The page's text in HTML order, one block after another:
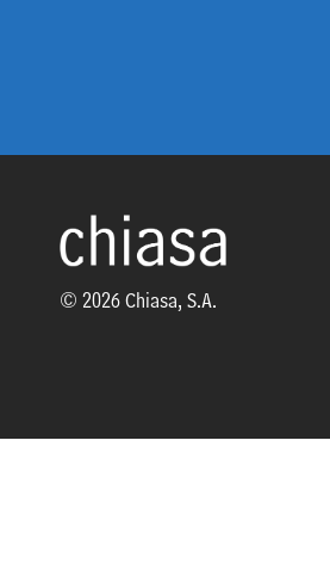
© 2026 Chiasa, S.A.